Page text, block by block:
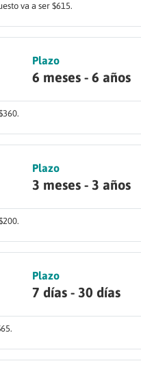
va a ser $615.
Plazo
6 meses - 6 años
Plazo
3 meses - 3 años
Plazo
7 días - 30 días